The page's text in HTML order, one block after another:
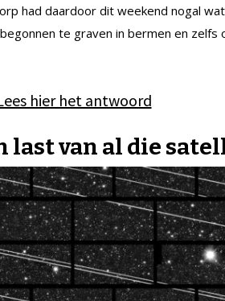
had daardoor dit weekend nogal
te graven in bermen en zelfs
hier het antwoord
last van al die